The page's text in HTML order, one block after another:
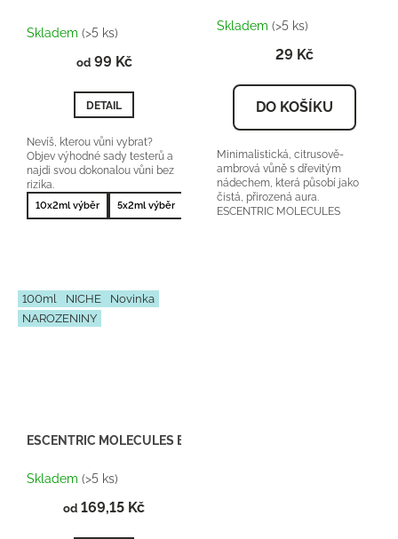
hodnocení
je
z
5
Skladem (>5 ks)
od99 Kč
DETAIL
Nevíš, kterou vůni vybrat?
Objev výhodné sady testerů a
najdi svou dokonalou vůni bez
rizika.
10x2ml výběr 5x2ml výběr 10x2ml nejprodávanější 5x2ml
Skladem (>5 ks)
29 Kč
DO KOŠÍKU
Minimalistická, citrusově-
ambrová vůně s dřevitým
nádechem, která působí jako
čistá, přirozená aura.
ESCENTRIC MOLECULES
100ml NICHE
Novinka
NAROZENINY
ESCENTRIC MOLECULES Escentric 01 - Inspirace U099
Skladem (>5 ks)
od 169,15 Kč